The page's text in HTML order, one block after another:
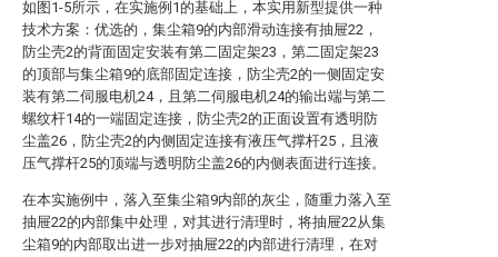
如图1-5所示，在实施例1的基础上，本实用新型提供一种
技术方案：优选的，集尘箱9的内部滑动连接有抽屉22，
防尘壳2的背面固定安装有第二固定架23，第二固定架23
的顶部与集尘箱9的底部固定连接，防尘壳2的一侧固定安
装有第二伺服电机24，且第二伺服电机24的输出端与第二
螺纹杆14的一端固定连接，防尘壳2的正面设置有透明防
尘盖26，防尘壳2的内侧固定连接有液压气撑杆25，且液
压气撑杆25的顶端与透明防尘盖26的内侧表面进行连接。
在本实施例中，落入至集尘箱9内部的灰尘，随重力落入至
抽屉22的内部集中处理，对其进行清理时，将抽屉22从集
尘箱9的内部取出进一步对抽屉22的内部进行清理，在对